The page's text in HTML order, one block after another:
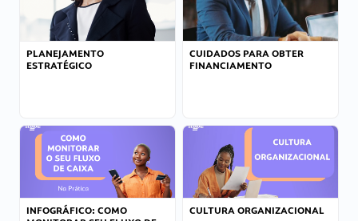
PLANEJAMENTO
ESTRATÉGICO
CUIDADOS PARA OBTER
FINANCIAMENTO
INFOGRÁFICO: COMO
CULTURA ORGANIZACIONAL